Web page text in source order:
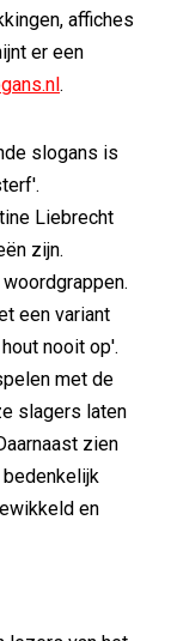
affiches
er een
.
slogans is
Liebrecht
zijn.
een variant
nooit op'.
met de
slagers laten
zien
en